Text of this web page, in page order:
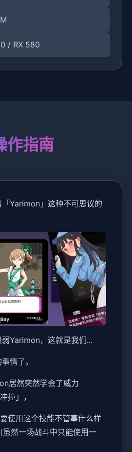
/ RX 580
作指南
Yarimon」这种不可思议的
Yarimon，这就是我们...
情了。
居然突然学会了威力
撞」，
使用这个技能不管事什么样
虽然一场战斗中只能使用一